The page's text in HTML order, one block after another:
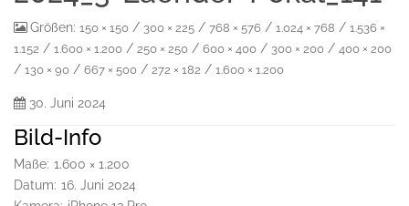
Größen: 150 × 150 / 300 × 225 / 768 × 576 / 1.024 × 768 / 1.536 ×
1.152 / 1.600 × 1.200 / 250 × 250 / 600 × 400 / 300 × 200 / 400 × 200
/ 130 × 90 / 667 × 500 / 272 × 182 / 1.600 × 1.200
30. Juni 2024
Bild-Info
Maße: 1.600 × 1.200
Datum: 16. Juni 2024